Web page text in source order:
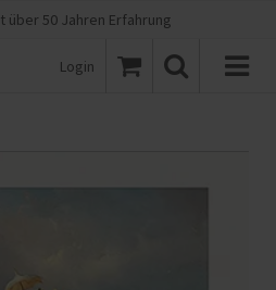
über 50 Jahren Erfahrung
Login